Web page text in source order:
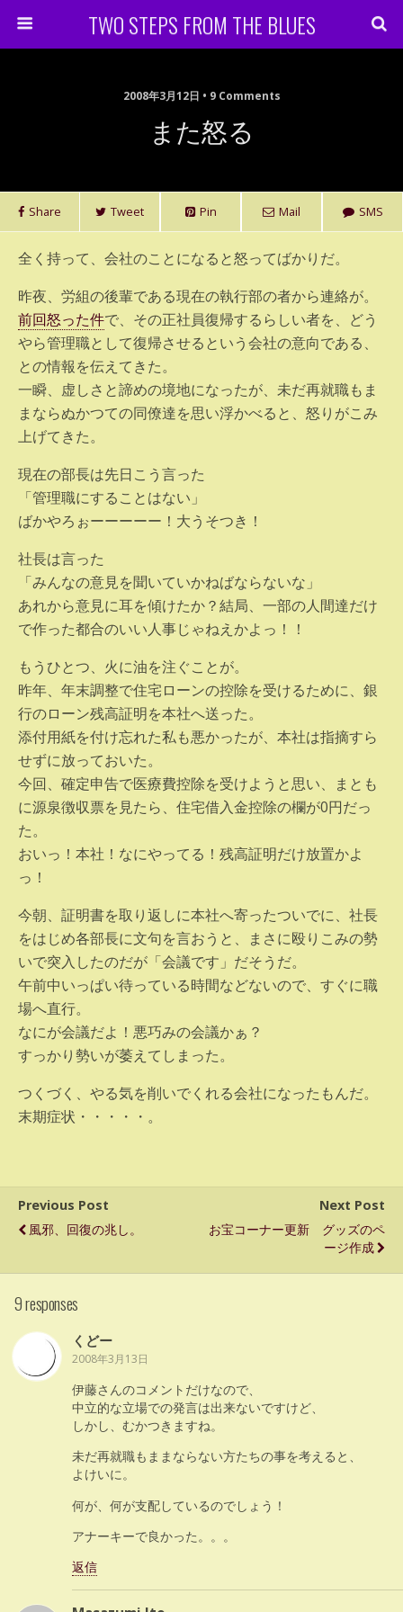
TWO STEPS FROM THE BLUES
2008年3月12日 • 9 Comments
また怒る
Share Tweet Pin Mail SMS
全く持って、会社のことになると怒ってばかりだ。
昨夜、労組の後輩である現在の執行部の者から連絡が。
前回怒った件で、その正社員復帰するらしい者を、どう
やら管理職として復帰させるという会社の意向である、
との情報を伝えてきた。
一瞬、虚しさと諦めの境地になったが、未だ再就職もま
まならぬかつての同僚達を思い浮かべると、怒りがこみ
上げてきた。
現在の部長は先日こう言った
「管理職にすることはない」
ばかやろぉーーーーー！大うそつき！
社長は言った
「みんなの意見を聞いていかねばならないな」
あれから意見に耳を傾けたか？結局、一部の人間達だけ
で作った都合のいい人事じゃねえかよっ！！
もうひとつ、火に油を注ぐことが。
昨年、年末調整で住宅ローンの控除を受けるために、銀
行のローン残高証明を本社へ送った。
添付用紙を付け忘れた私も悪かったが、本社は指摘すら
せずに放っておいた。
今回、確定申告で医療費控除を受けようと思い、まとも
に源泉徴収票を見たら、住宅借入金控除の欄が0円だっ
た。
おいっ！本社！なにやってる！残高証明だけ放置かよ
っ！
今朝、証明書を取り返しに本社へ寄ったついでに、社長
をはじめ各部長に文句を言おうと、まさに殴りこみの勢
いで突入したのだが「会議です」だそうだ。
午前中いっぱい待っている時間などないので、すぐに職
場へ直行。
なにが会議だよ！悪巧みの会議かぁ？
すっかり勢いが萎えてしまった。
つくづく、やる気を削いでくれる会社になったもんだ。
末期症状・・・・・。
Previous Post
風邪、回復の兆し。
Next Post
お宝コーナー更新 グッズのペ
ージ作成
9 responses
くどー
2008年3月13日
伊藤さんのコメントだけなので、
中立的な立場での発言は出来ないですけど、
しかし、むかつきますね。
未だ再就職もままならない方たちの事を考えると、
よけいに。
何が、何が支配しているのでしょう！
アナーキーで良かった。。。
返信